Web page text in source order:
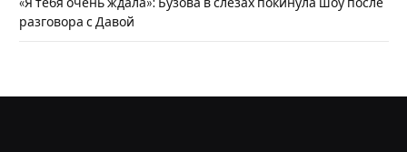
разговора с Давой